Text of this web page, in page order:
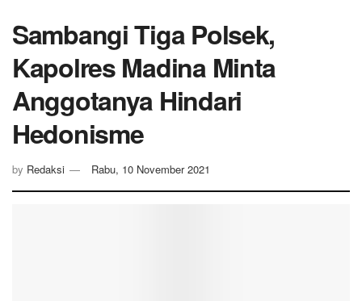
Sambangi Tiga Polsek,
Kapolres Madina Minta
Anggotanya Hindari
Hedonisme
by Redaksi Rabu, 10 November 2021